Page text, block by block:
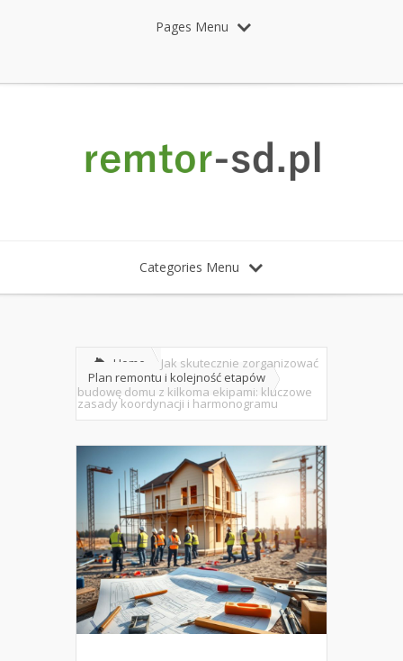
Pages Menu
Categories Menu
Home
Plan remontu i kolejność etapów
Jak skutecznie zorganizować
budowę domu z kilkoma ekipami: kluczowe
zasady koordynacji i harmonogramu